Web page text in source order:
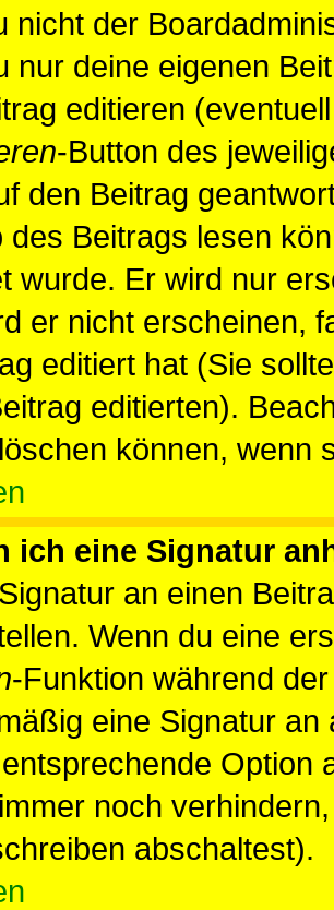
nicht der
nur deine eigenen
editieren
-Button des
den Beitrag
des Beitrags lesen
wurde. Er wird nur
er nicht erscheinen,
editiert hat (Sie
editierten).
können, wenn
ich eine Signatur
an einen
Wenn du eine
-Funktion während
eine Signatur
Option
noch
abschaltest).